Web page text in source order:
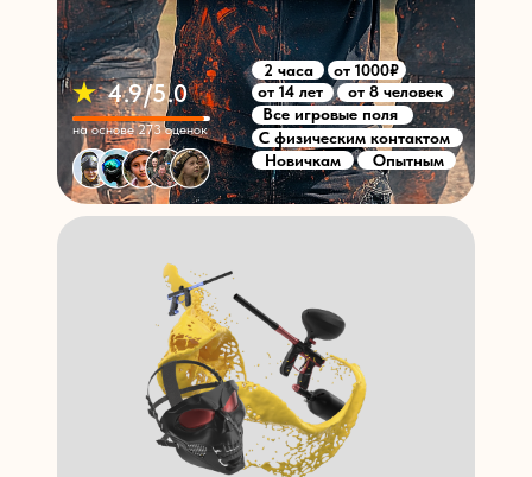
С физическим контактом
Все игровые поля
от 8 человек
от 14 лет
от 1000₽
2 часа
Новичкам Опытным
на основе 273 оценок
4.9/5.0